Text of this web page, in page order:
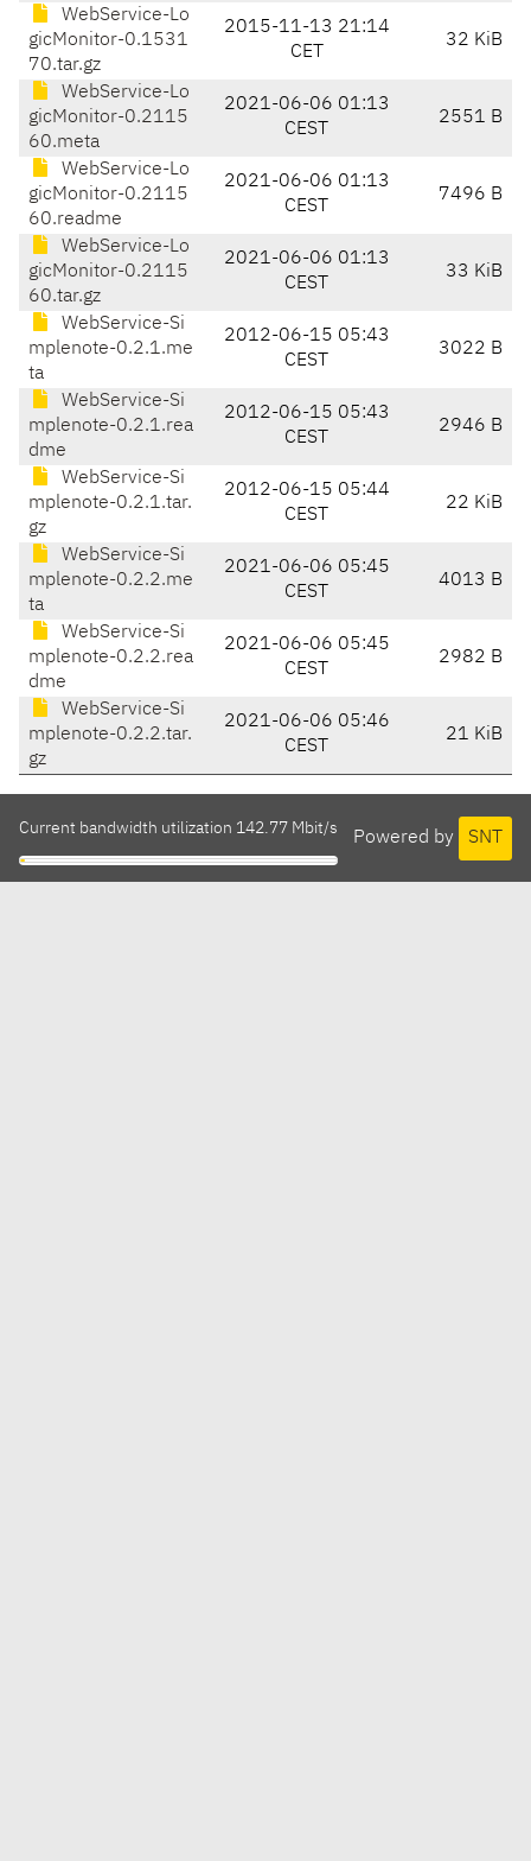
WebService-Lo
gicMonitor-0.1531
70.tar.gz
2015-11-13 21:14
CET
32 KiB
WebService-Lo
gicMonitor-0.2115
60.meta
2021-06-06 01:13
CEST
2551 B
WebService-Lo
gicMonitor-0.2115
60.readme
2021-06-06 01:13
CEST
7496 B
WebService-Lo
gicMonitor-0.2115
60.tar.gz
2021-06-06 01:13
CEST
33 KiB
WebService-Si
mplenote-0.2.1.me
ta
2012-06-15 05:43
CEST
3022 B
WebService-Si
mplenote-0.2.1.rea
dme
2012-06-15 05:43
CEST
2946 B
WebService-Si
mplenote-0.2.1.tar.
gz
2012-06-15 05:44
CEST
22 KiB
WebService-Si
mplenote-0.2.2.me
ta
2021-06-06 05:45
CEST
4013 B
WebService-Si
mplenote-0.2.2.rea
dme
2021-06-06 05:45
CEST
2982 B
WebService-Si
mplenote-0.2.2.tar.
gz
2021-06-06 05:46
CEST
21 KiB
Powered by SNT
Current bandwidth utilization 142.77 Mbit/s